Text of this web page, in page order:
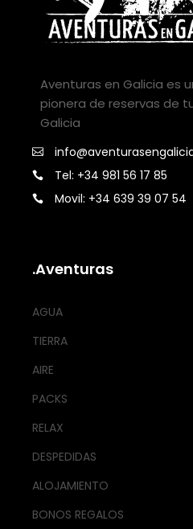
Aventuras en Galicia es
pionera de reservas de
Galicia
Tel: +34 981 56 17 85
Movil: +34 639 39 07 54
.Aventuras
AGUA
TIERRA
AIRE
PACKS
RELAX
DESPEDIDAS
ALOJAMIENTO
BONOS REGALOS